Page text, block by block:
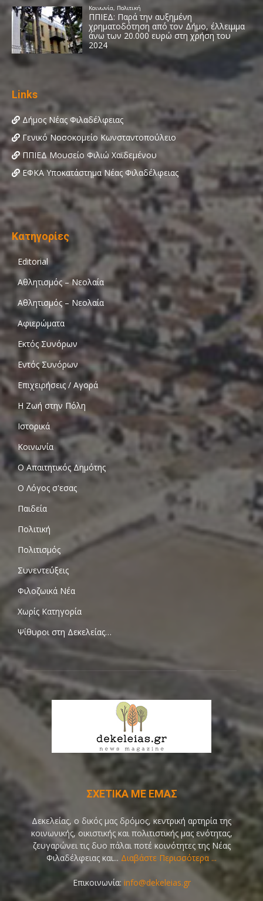
Links
Δήμος Νέας Φιλαδέλφειας
Γενικό Νοσοκομείο Κωνσταντοπούλειο
ΠΠΙΕΔ Μουσείο Φιλιώ Χαϊδεμένου
ΕΦΚΑ Υποκατάστημα Νέας Φιλαδέλφειας
Κατηγορίες
Editorial
Αθλητισμός – Νεολαία
Αθλητισμός – Νεολαία
Αφιερώματα
Εκτός Συνόρων
Εντός Συνόρων
Επιχειρήσεις / Αγορά
Η Ζωή στην Πόλη
Ιστορικά
Κοινωνία
Ο Απαιτητικός Δημότης
Ο Λόγος σ'εσας
Παιδεία
Πολιτική
Πολιτισμός
Συνεντεύξεις
Φιλοζωικά Νέα
Χωρίς Κατηγορία
Ψίθυροι στη Δεκελείας…
ΣΧΕΤΙΚΑ ΜΕ ΕΜΑΣ
Δεκελείας, ο δικός μας δρόμος, κεντρική αρτηρία της
κοινωνικής, οικιστικής και πολιτιστικής μας ενότητας,
ζευγαρώνει τις δυο πάλαι ποτέ κοινότητες της Νέας
Φιλαδέλφειας και... Διαβάστε Περισσότερα ...
Επικοινωνία: info@dekeleias.gr